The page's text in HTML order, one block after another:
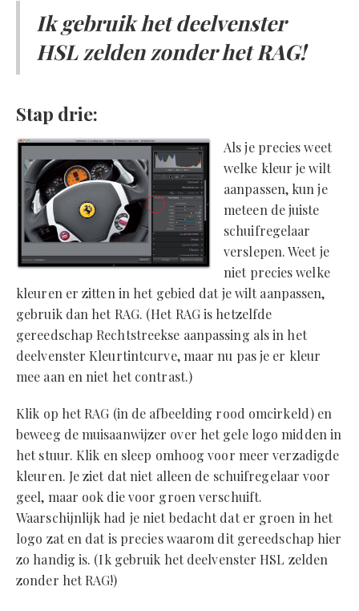
Ik gebruik het deelvenster
HSL zelden zonder het RAG!
Stap drie:
Als je precies weet
welke kleur je wilt
aanpassen, kun je
meteen de juiste
schuifregelaar
verslepen. Weet je
niet precies welke
kleuren er zitten in het gebied dat je wilt aanpassen,
gebruik dan het RAG. (Het RAG is hetzelfde
gereedschap Rechtstreekse aanpassing als in het
deelvenster Kleurtintcurve, maar nu pas je er kleur
mee aan en niet het contrast.)
Klik op het RAG (in de afbeelding rood omcirkeld) en
beweeg de muisaanwijzer over het gele logo midden in
het stuur. Klik en sleep omhoog voor meer verzadigde
kleuren. Je ziet dat niet alleen de schuifregelaar voor
geel, maar ook die voor groen verschuift.
Waarschijnlijk had je niet bedacht dat er groen in het
logo zat en dat is precies waarom dit gereedschap hier
zo handig is. (Ik gebruik het deelvenster HSL zelden
zonder het RAG!)